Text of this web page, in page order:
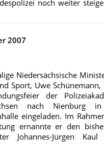
noch weiter
2007
Niedersächsische
Sport, Uwe Schünemann,
der
nach Nienburg
eingeladen. Im
ernannte er den
Johannes-Jürgen